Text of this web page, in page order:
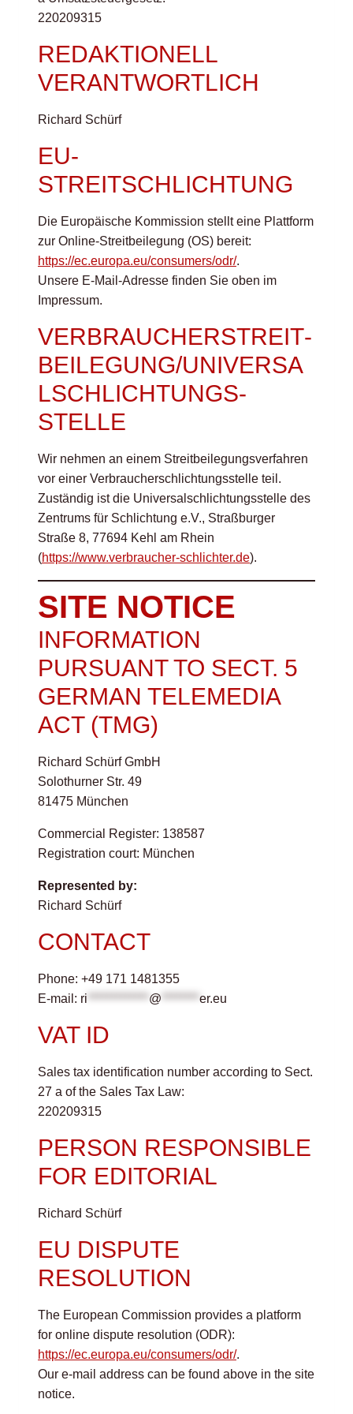
220209315
REDAKTIONELL
VERANTWORTLICH
Richard Schürf
EU-
STREITSCHLICHTUNG
Die Europäische Kommission stellt eine Plattform
zur Online-Streitbeilegung (OS) bereit:
https://ec.europa.eu/consumers/odr/.
Unsere E-Mail-Adresse finden Sie oben im
Impressum.
VERBRAUCHER­STREIT­
BEILEGUNG/UNIVERSA
L­SCHLICHTUNGS­
STELLE
Wir nehmen an einem Streitbeilegungsverfahren
vor einer Verbraucherschlichtungsstelle teil.
Zuständig ist die Universalschlichtungsstelle des
Zentrums für Schlichtung e.V., Straßburger
Straße 8, 77694 Kehl am Rhein
(https://www.verbraucher-schlichter.de).
SITE NOTICE
INFORMATION
PURSUANT TO SECT. 5
GERMAN TELEMEDIA
ACT (TMG)
Richard Schürf GmbH
Solothurner Str. 49
81475 München
Commercial Register: 138587
Registration court: München
Represented by:
Richard Schürf
CONTACT
Phone: +49 171 1481355
E-mail: ri ************* @ ******** er.eu
VAT ID
Sales tax identification number according to Sect.
27 a of the Sales Tax Law:
220209315
PERSON RESPONSIBLE
FOR EDITORIAL
Richard Schürf
EU DISPUTE
RESOLUTION
The European Commission provides a platform
for online dispute resolution (ODR):
https://ec.europa.eu/consumers/odr/.
Our e-mail address can be found above in the site
notice.